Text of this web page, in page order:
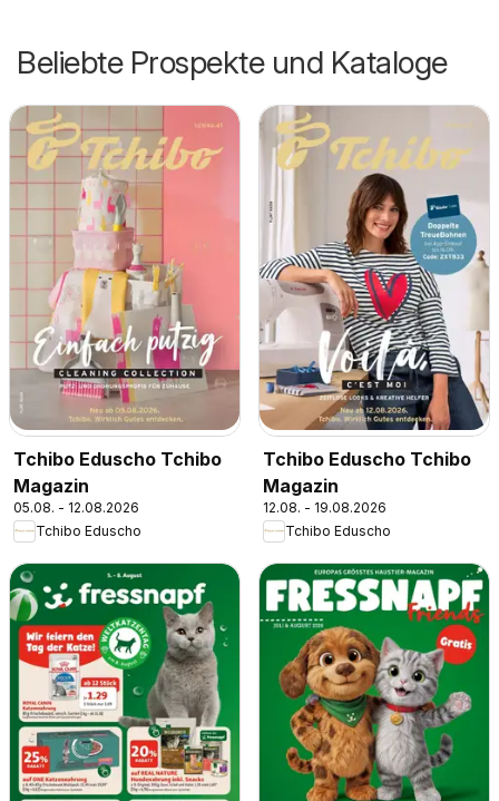
Beliebte Prospekte und Kataloge
Tchibo Eduscho Tchibo
Magazin
05.08. - 12.08.2026
Tchibo Eduscho
Tchibo Eduscho Tchibo
Magazin
12.08. - 19.08.2026
Tchibo Eduscho